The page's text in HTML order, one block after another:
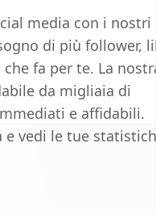
media con i nostri
di più follower,
fa per te. La
da migliaia di
e affidabili.
e vedi le tue